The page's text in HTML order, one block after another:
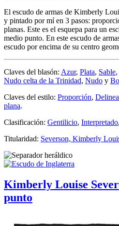
El escudo de armas de Kimberly
y pintado por mí en 3 pasos:
planas. Este es el esquepa para un
medio punto. En este escudo de
escudo por encima de su centro
Claves del blasón: Azur, Plata, Sable,
Nudo celta de la Trinidad, Nudo y
Claves del estilo: Proporción,
plana.
Clasificación: Gentilicio, Interpretado,
Titularidad: Severson, Kimberly
Kimberly Louise
punto